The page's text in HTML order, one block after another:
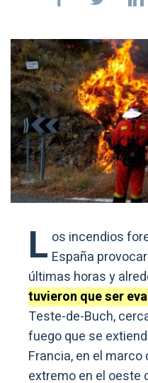
L os incendios
España
últimas horas y
tuvieron que ser
Teste-de-Buch,
fuego que se
Francia, en el
extremo en el oeste